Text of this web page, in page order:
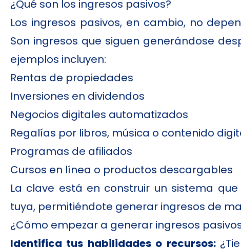
¿Qué son los ingresos pasivos?
Los ingresos pasivos, en cambio, no
Son ingresos que siguen generándose
ejemplos incluyen:
Rentas de propiedades
Inversiones en dividendos
Negocios digitales automatizados
Regalías por libros, música o contenido
Programas de afiliados
Cursos en línea o productos descargables
La clave está en construir un sistema
tuya, permitiéndote generar ingresos de
¿Cómo empezar a generar ingresos
Identifica tus habilidades o recursos: